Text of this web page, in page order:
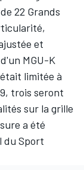
22 Grands
et
MGU-K
limitée à
trois seront
sur la grille
a été
du Sport